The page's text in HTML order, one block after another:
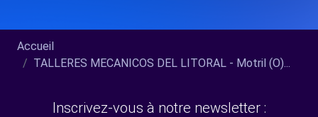
Accueil
TALLERES MECANICOS DEL LITORAL - Motril (O)...
Inscrivez-vous à notre newsletter :